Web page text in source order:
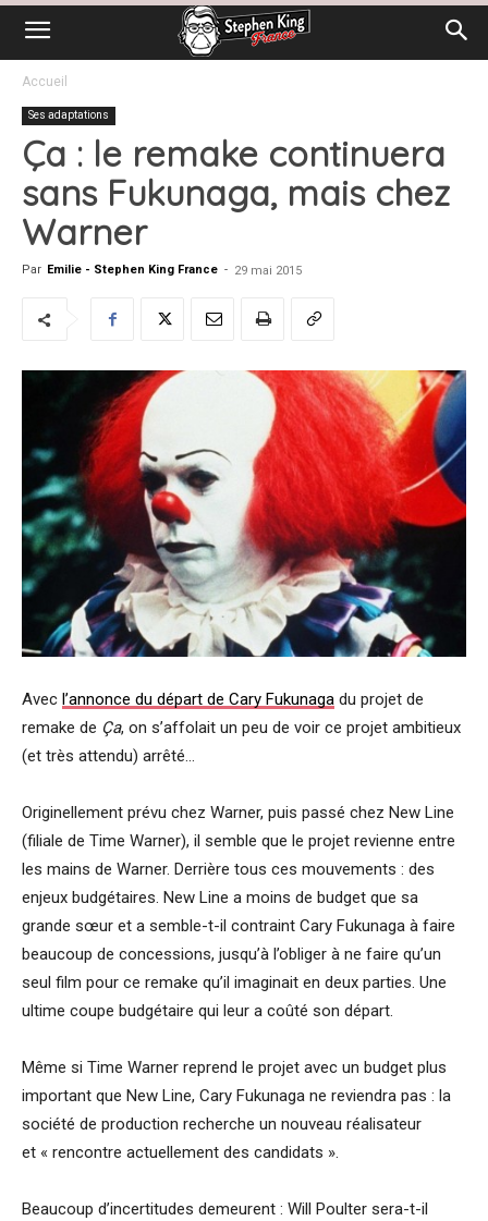
Accueil
Ses adaptations
Ça : le remake continuera
sans Fukunaga, mais chez
Warner
Par Emilie - Stephen King France - 29 mai 2015
Avec l’annonce du départ de Cary Fukunaga du projet de
remake de Ça, on s’affolait un peu de voir ce projet ambitieux
(et très attendu) arrêté…
Originellement prévu chez Warner, puis passé chez New Line
(filiale de Time Warner), il semble que le projet revienne entre
les mains de Warner. Derrière tous ces mouvements : des
enjeux budgétaires. New Line a moins de budget que sa
grande sœur et a semble-t-il contraint Cary Fukunaga à faire
beaucoup de concessions, jusqu’à l’obliger à ne faire qu’un
seul film pour ce remake qu’il imaginait en deux parties. Une
ultime coupe budgétaire qui leur a coûté son départ.
Même si Time Warner reprend le projet avec un budget plus
important que New Line, Cary Fukunaga ne reviendra pas : la
société de production recherche un nouveau réalisateur
et « rencontre actuellement des candidats ».
Beaucoup d’incertitudes demeurent : Will Poulter sera-t-il